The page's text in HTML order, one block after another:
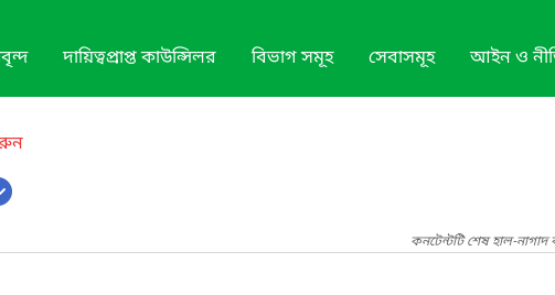
দায়িত্বপ্রাপ্ত কাউন্সিলর বিভাগ সমূহ সেবাসমূহ আইন ও
কনটেন্টটি শেষ হাল-